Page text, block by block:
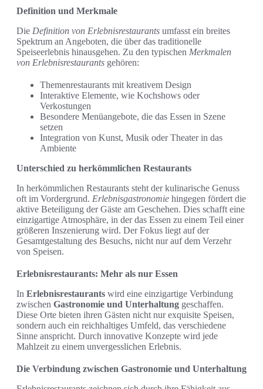
Definition und Merkmale
Die Definition von Erlebnisrestaurants umfasst ein breites
Spektrum an Angeboten, die über das traditionelle
Speiseerlebnis hinausgehen. Zu den typischen Merkmalen
von Erlebnisrestaurants gehören:
Themenrestaurants mit kreativem Design
Interaktive Elemente, wie Kochshows oder
Verkostungen
Besondere Menüangebote, die das Essen in Szene
setzen
Integration von Kunst, Musik oder Theater in das
Ambiente
Unterschied zu herkömmlichen Restaurants
In herkömmlichen Restaurants steht der kulinarische Genuss
oft im Vordergrund. Erlebnisgastronomie hingegen fördert die
aktive Beteiligung der Gäste am Geschehen. Dies schafft eine
einzigartige Atmosphäre, in der das Essen zu einem Teil einer
größeren Inszenierung wird. Der Fokus liegt auf der
Gesamtgestaltung des Besuchs, nicht nur auf dem Verzehr
von Speisen.
Erlebnisrestaurants: Mehr als nur Essen
In Erlebnisrestaurants wird eine einzigartige Verbindung
zwischen Gastronomie und Unterhaltung geschaffen.
Diese Orte bieten ihren Gästen nicht nur exquisite Speisen,
sondern auch ein reichhaltiges Umfeld, das verschiedene
Sinne anspricht. Durch innovative Konzepte wird jede
Mahlzeit zu einem unvergesslichen Erlebnis.
Die Verbindung zwischen Gastronomie und Unterhaltung